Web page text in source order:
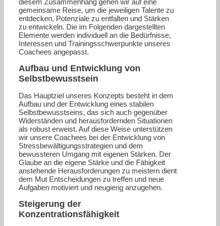
gemeinsame Reise, um die jeweiligen Talente zu
entdecken, Potenziale zu entfalten und Stärken
zu entwickeln. Die im Folgenden dargestellten
Elemente werden individuell an die Bedürfnisse,
Interessen und Trainingsschwerpunkte unseres
Coachees angepasst.
Aufbau und Entwicklung von
Selbstbewusstsein
Das Hauptziel unseres Konzepts besteht in dem
Aufbau und der Entwicklung eines stabilen
Selbstbewusstseins, das sich auch gegenüber
Widerständen und herausfordernden Situationen
als robust erweist. Auf diese Weise unterstützen
wir unsere Coachees bei der Entwicklung von
Stressbewältigungsstrategien und dem
bewussteren Umgang mit eigenen Stärken. Der
Glaube an die eigene Stärke und die Fähigkeit
anstehende Herausforderungen zu meistern dient
dem Mut Entscheidungen zu treffen und neue
Aufgaben motiviert und neugierig anzugehen.
Steigerung der
Konzentrationsfähigkeit